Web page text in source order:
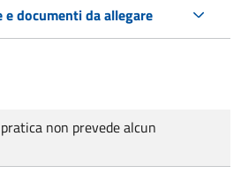
documenti da allegare
non prevede alcun